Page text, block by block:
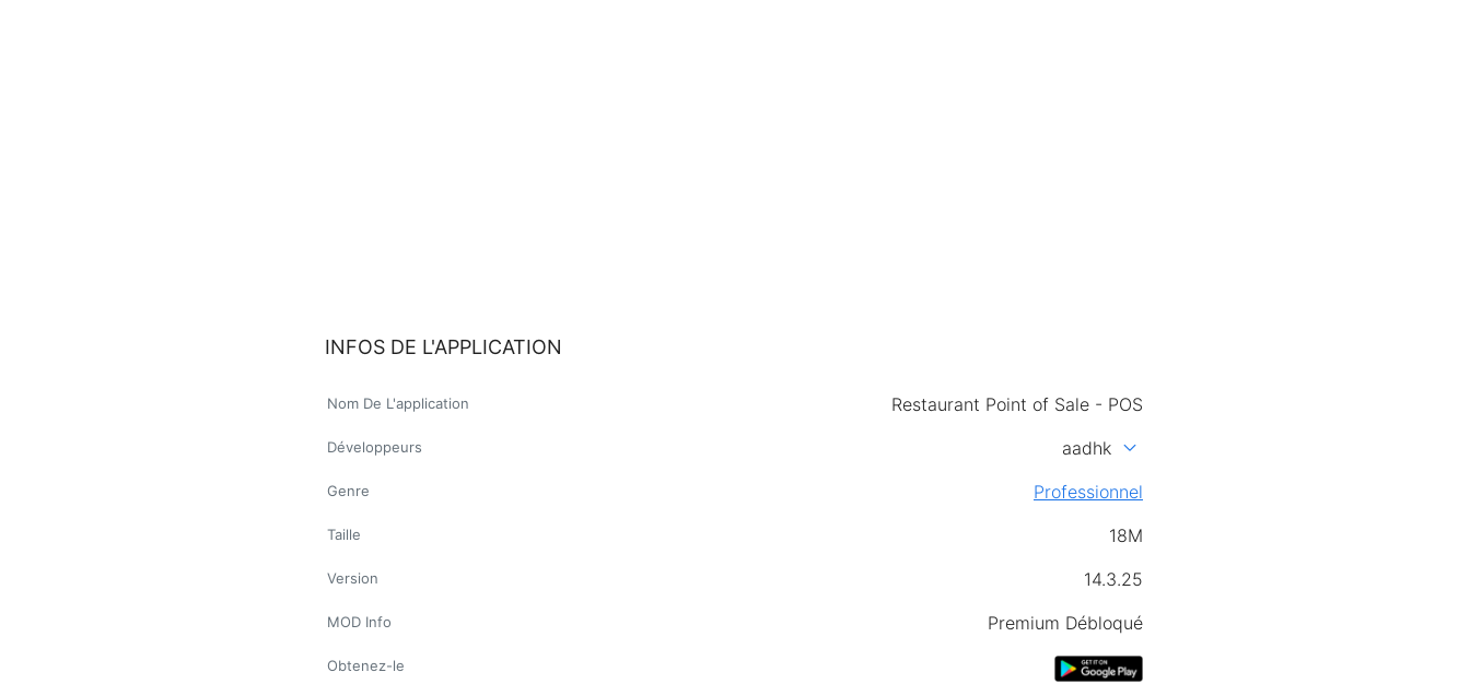
INFOS DE L'APPLICATION
Nom De L'application Restaurant Point of Sale - POS
Développeurs aadhk expand_more
Genre Professionnel
Taille 18M
Version 14.3.25
MOD Info Premium Débloqué
Obtenez-le